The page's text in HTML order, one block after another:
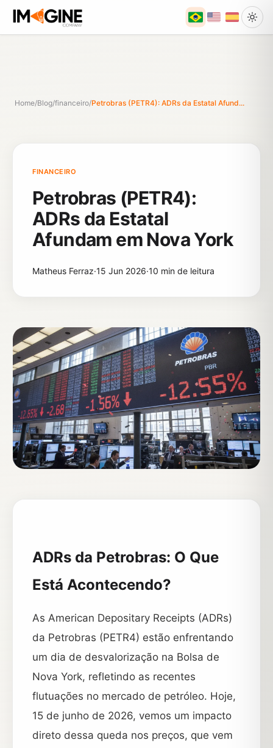
Home/Blog/financeiro/Petrobras (PETR4): ADRs da Estatal Afund...
FINANCEIRO
Petrobras (PETR4):
ADRs da Estatal
Afundam em Nova York
Matheus Ferraz·15 Jun 2026·10 min de leitura
ADRs da Petrobras: O Que
Está Acontecendo?
As American Depositary Receipts (ADRs)
da Petrobras (PETR4) estão enfrentando
um dia de desvalorização na Bolsa de
Nova York, refletindo as recentes
flutuações no mercado de petróleo. Hoje,
15 de junho de 2026, vemos um impacto
direto dessa queda nos preços, que vem